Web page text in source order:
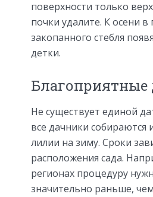
поверхности только
почки удалите. К осени в
закопанного стебля
детки.
Благоприятные
Не существует единой
все дачники
лилии на зиму. Сроки
расположения сада.
регионах процедуру
значительно раньше,